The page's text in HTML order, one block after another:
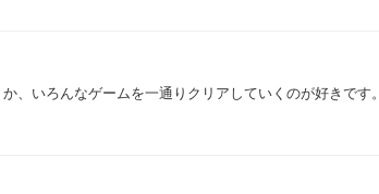
、いろんなゲームを一通りクリアしていくのが好きです。